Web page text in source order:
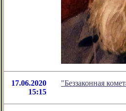
17.06.2020
15:15
"Беззаконная